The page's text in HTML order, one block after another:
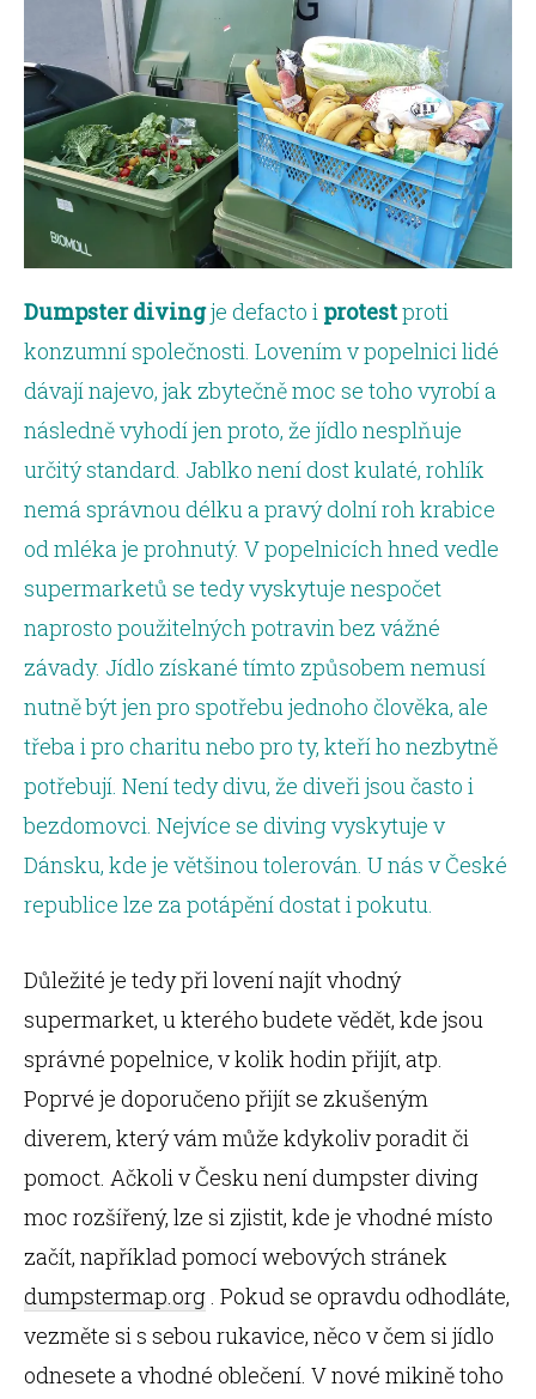
Dumpster divingje defacto i protestproti
konzumní společnosti. Lovením v popelnici lidé
dávají najevo, jak zbytečně moc se toho vyrobí a
následně vyhodí jen proto, že jídlo nesplňuje
určitý standard. Jablko není dost kulaté, rohlík
nemá správnou délku a pravý dolní roh krabice
od mléka je prohnutý. V popelnicích hned vedle
supermarketů se tedy vyskytuje nespočet
naprosto použitelných potravin bez vážné
závady. Jídlo získané tímto způsobem nemusí
nutně být jen pro spotřebu jednoho člověka, ale
třeba i pro charitu nebo pro ty, kteří ho nezbytně
potřebují. Není tedy divu, že diveři jsou často i
bezdomovci. Nejvíce se diving vyskytuje v
Dánsku, kde je většinou tolerován. U nás v České
republice lze za potápění dostat i pokutu.
Důležité je tedy při lovení najít vhodný
supermarket, u kterého budete vědět, kde jsou
správné popelnice, v kolik hodin přijít, atp.
Poprvé je doporučeno přijít se zkušeným
diverem, který vám může kdykoliv poradit či
pomoct. Ačkoli v Česku není dumpster diving
moc rozšířený, lze si zjistit, kde je vhodné místo
začít, například pomocí webových stránek
dumpstermap.org. Pokud se opravdu odhodláte,
vezměte si s sebou rukavice, něco v čem si jídlo
odnesete a vhodné oblečení. V nové mikině toho